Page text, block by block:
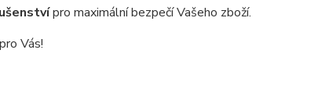
pro maximální bezpečí Vašeho zboží.
Vás!